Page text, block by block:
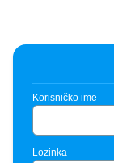
Korisničko ime
Lozinka